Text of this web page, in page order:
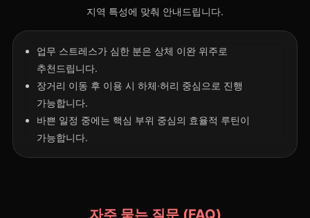
지역 특성에 맞춰 안내드립니다.
업무 스트레스가 심한 분은 상체 이완 위주로
추천드립니다.
장거리 이동 후 이용 시 하체·허리 중심으로 진행
가능합니다.
바쁜 일정 중에는 핵심 부위 중심의 효율적 루틴이
가능합니다.
자주 묻는 질문 (FAQ)